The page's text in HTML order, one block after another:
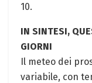
10.
IN SINTESI,
GIORNI
Il meteo dei
variabile, con